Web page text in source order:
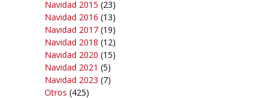
Navidad 2015 (23)
Navidad 2016 (13)
Navidad 2017 (19)
Navidad 2018 (12)
Navidad 2020 (15)
Navidad 2021 (5)
Navidad 2023 (7)
Otros (425)